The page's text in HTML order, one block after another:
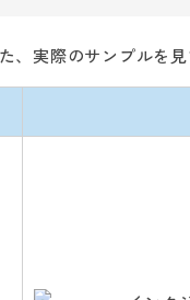
、実際のサンプルを見